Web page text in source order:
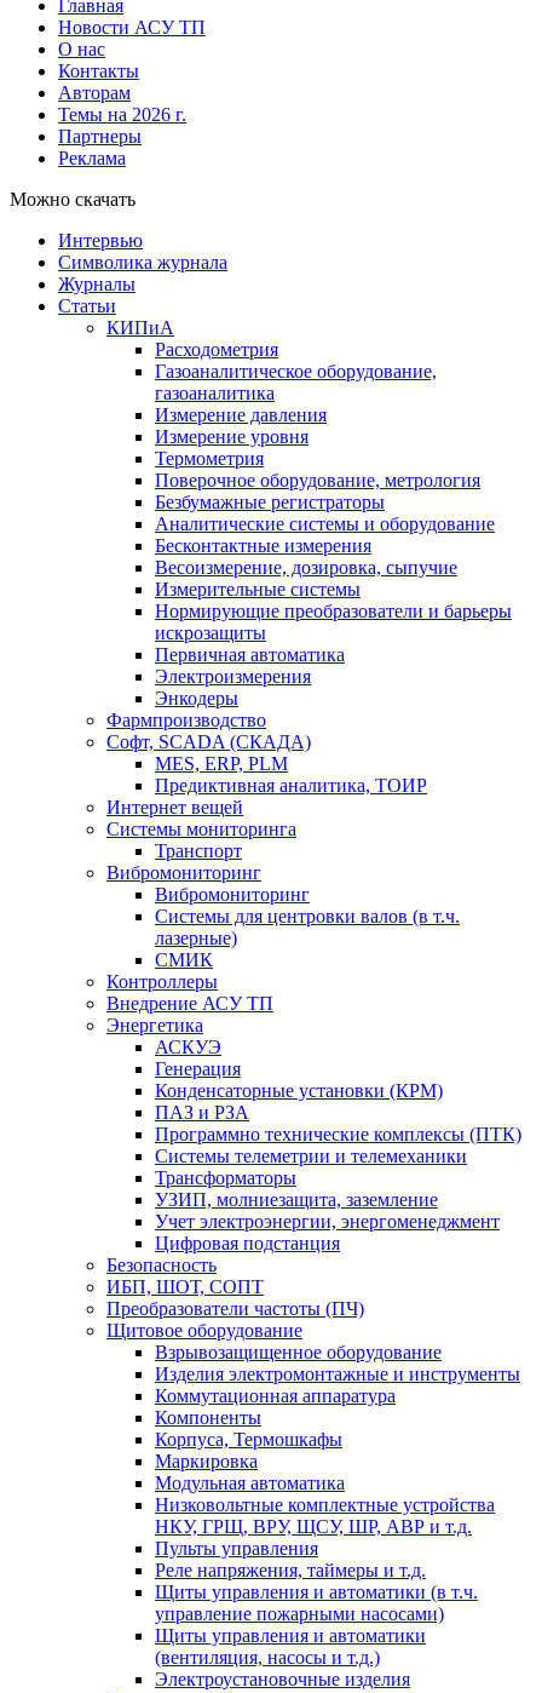
Главная
Новости АСУ ТП
О нас
Контакты
Авторам
Темы на 2026 г.
Партнеры
Реклама
Можно скачать
Интервью
Символика журнала
Журналы
Статьи
КИПиА
Расходометрия
Газоаналитическое оборудование,
газоаналитика
Измерение давления
Измерение уровня
Термометрия
Поверочное оборудование, метрология
Безбумажные регистраторы
Аналитические системы и оборудование
Бесконтактные измерения
Весоизмерение, дозировка, сыпучие
Измерительные системы
Нормирующие преобразователи и барьеры
искрозащиты
Первичная автоматика
Электроизмерения
Энкодеры
Фармпроизводство
Софт, SCADA (СКАДА)
MES, ERP, PLM
Предиктивная аналитика, ТОИР
Интернет вещей
Системы мониторинга
Транспорт
Вибромониторинг
Вибромониторинг
Системы для центровки валов (в т.ч.
лазерные)
СМИК
Контроллеры
Внедрение АСУ ТП
Энергетика
АСКУЭ
Генерация
Конденсаторные установки (КРМ)
ПАЗ и РЗА
Программно технические комплексы (ПТК)
Системы телеметрии и телемеханики
Трансформаторы
УЗИП, молниезащита, заземление
Учет электроэнергии, энергоменеджмент
Цифровая подстанция
Безопасность
ИБП, ШОТ, СОПТ
Преобразователи частоты (ПЧ)
Щитовое оборудование
Взрывозащищенное оборудование
Изделия электромонтажные и инструменты
Коммутационная аппаратура
Компоненты
Корпуса, Термошкафы
Маркировка
Модульная автоматика
Низковольтные комплектные устройства
НКУ, ГРЩ, ВРУ, ЩСУ, ШР, АВР и т.д.
Пульты управления
Реле напряжения, таймеры и т.д.
Щиты управления и автоматики (в т.ч.
управление пожарными насосами)
Щиты управления и автоматики
(вентиляция, насосы и т.д.)
Электроустановочные изделия